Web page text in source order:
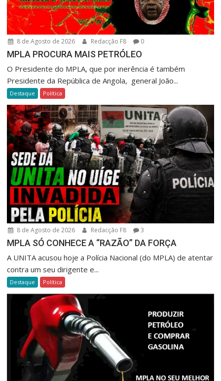
8 de Agosto de 2026 Redacção F8 0
MPLA PROCURA MAIS PETRÓLEO
O Presidente do MPLA, que por inerência é também
Presidente da República de Angola, general João...
Destaque Política
8 de Agosto de 2026 Redacção F8 3
MPLA SÓ CONHECE A “RAZÃO” DA FORÇA
A UNITA acusou hoje a Polícia Nacional (do MPLA) de atentar
contra um seu dirigente e...
Destaque Política